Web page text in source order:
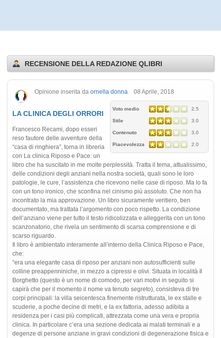
RECENSIONE DELLA REDAZIONE QLIBRI
Opinione inserita da ornella donna 08 Aprile, 2018
Voto medio 2.5
Stile 3.0
Contenuto 3.0
Piacevolezza 2.0
LA CLINICA DEGLI ORRORI
Francesco Recami, dopo esseri
reso fautore delle avventure della
“casa di ringhiera”, torna in libreria
con La clinica Riposo e Pace: un
libro che ha suscitato in me molte perplessità. Tratta il tema, attualissimo,
delle condizioni degli anziani nella nostra società, quali sono le loro
patologie, le cure, l’assistenza che ricevono nelle case di riposo. Ma lo fa
con un tono ironico, che sconfina nel cinismo più assoluto. Che non ha
incontrato la mia approvazione. Un libro sicuramente veritiero, ben
documentato, ma trattata l’argomento con poco rispetto. La condizione
dell’anziano viene per tutto il testo ridicolizzata e alleggerita con un tono
scanzonatorio, che rivela un sentimento di scarsa comprensione e di
scarso riguardo.
Il libro è ambientato interamente all’interno della Clinica Riposo e Pace,
che:
“era una elegante casa di riposo per anziani non autosufficienti sulle
colline preappenniniche, in mezzo a cipressi e olivi. Situata in località Il
Borghetto (questo è un nome di comodo, per vari motivi in seguito si
capirà che per il momento il nome va tenuto segreto), consisteva di tre
corpi principali: la villa seicentesca finemente ristrutturata, le ex stalle e
scuderie, a poche decine di metri, e la ex fattoria, adesso adibita a
residenza per i casi più complicati, attrezzata come una vera e propria
clinica. In particolare c’era una sezione dedicata ai malati terminali e a
degenze di persone anziane in gravi condizioni di degenerazione fisica e